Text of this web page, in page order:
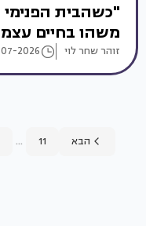
"כשהבית הפנימי
משהו בחיים
זוהר שחר לוי 2026
... 11 הבא